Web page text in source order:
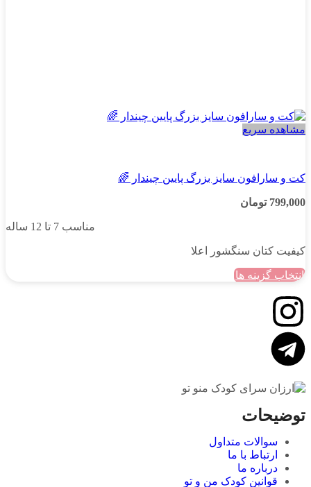
مشاهده سریع
کت و سارافون سایز بزرگ پایین چیندار 🌈
799,000 تومان
مناسب 7 تا 12 ساله
کیفیت کتان سنگشور اعلا
انتخاب گزینه ها
توضیحات
سوالات متداول
ارتباط با ما
درباره ما
قوانین کودک من و تو